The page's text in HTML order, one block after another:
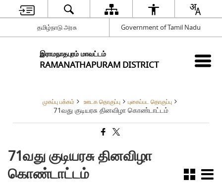
தமிழ்நாடு அரசு Government of Tamil Nadu
இராமநாதபுரம் மாவட்டம்
RAMANATHAPURAM DISTRICT
முகப்பு பக்கம் ஊடக தொகுப்பு புகைப்பட தொகுப்பு
71வது குடியரசு தினவிழா கொண்டாட்டம்
71வது குடியரசு தினவிழா
கொண்டாட்டம்